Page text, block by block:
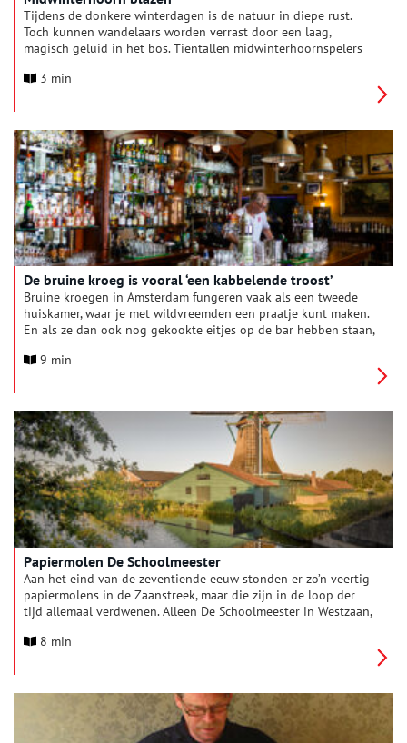
Tijdens de donkere winterdagen is de natuur in diepe rust.
Toch kunnen wandelaars worden verrast door een laag,
magisch geluid in het bos. Tientallen midwinterhoornspelers
Driekoningen op handgemaakte midwinterhoorns. Een traditie
dankzij het Midwinterhoorngilde ‘Van Hakken Komt Blazen’,
ook in Noord-Holland te horen.
3 min
De bruine kroeg is vooral ‘een kabbelende troost’
Bruine kroegen in Amsterdam fungeren vaak als een tweede
huiskamer, waar je met wildvreemden een praatje kunt maken.
En als ze dan ook nog gekookte eitjes op de bar hebben staan,
misgaan.
9 min
Papiermolen De Schoolmeester
Aan het eind van de zeventiende eeuw stonden er zo’n veertig
papiermolens in de Zaanstreek, maar die zijn in de loop der
tijd allemaal verdwenen. Alleen De Schoolmeester in Westzaan,
door wind aangedreven papiermolen ter wereld. Oneindig
8 min